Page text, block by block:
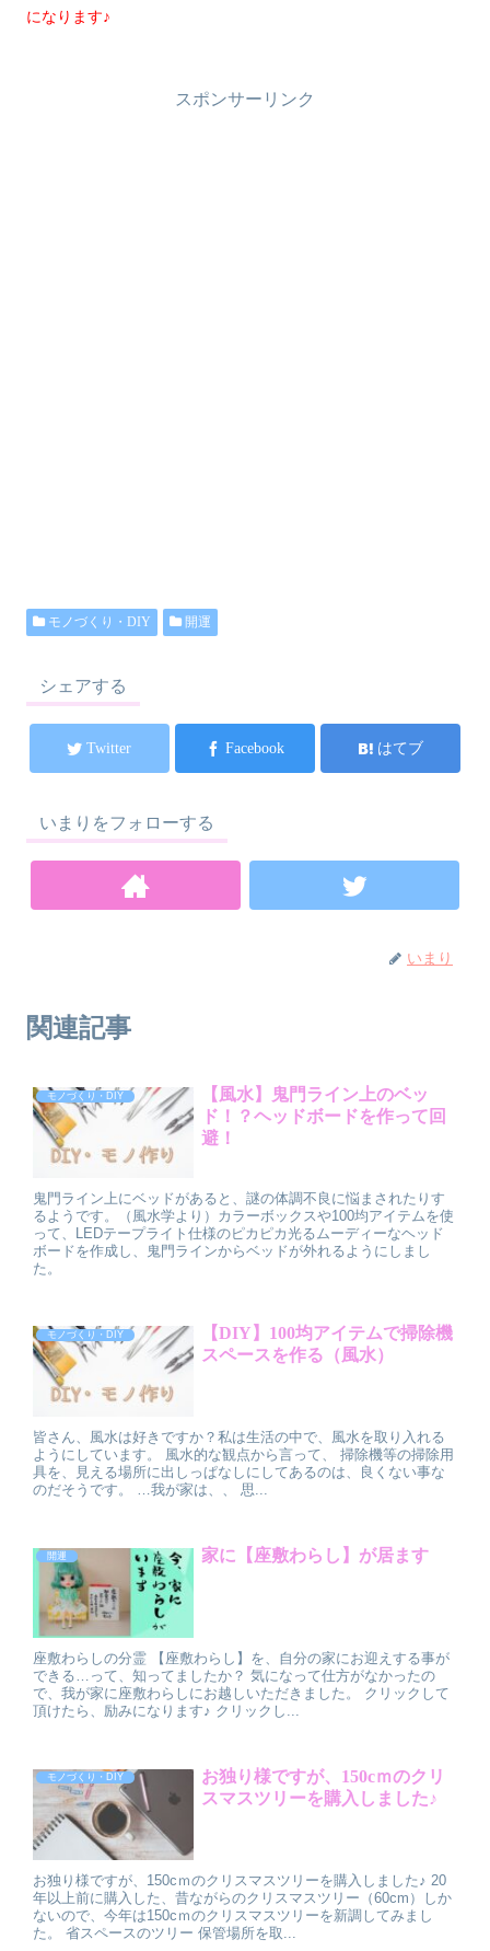
になります♪
スポンサーリンク
モノづくり・DIY 開運
シェアする
Twitter Facebook はてブ
いまりをフォローする
いまり
関連記事
モノづくり・DIY
【風水】鬼門ライン上のベッ
ド！？ヘッドボードを作って回
避！
鬼門ライン上にベッドがあると、謎の体調不良に悩まされたりす
るようです。（風水学より）カラーボックスや100均アイテムを使
って、LEDテープライト仕様のピカピカ光るムーディーなヘッド
ボードを作成し、鬼門ラインからベッドが外れるようにしまし
た。
モノづくり・DIY
【DIY】100均アイテムで掃除機
スペースを作る（風水）
皆さん、風水は好きですか？私は生活の中で、風水を取り入れる
ようにしています。 風水的な観点から言って、 掃除機等の掃除用
具を、見える場所に出しっぱなしにしてあるのは、良くない事な
のだそうです。 …我が家は、、 思...
開運 家に【座敷わらし】が居ます
座敷わらしの分霊 【座敷わらし】を、自分の家にお迎えする事が
できる…って、知ってましたか？ 気になって仕方がなかったの
で、我が家に座敷わらしにお越しいただきました。 クリックして
頂けたら、励みになります♪ クリックし...
モノづくり・DIY
お独り様ですが、150cｍのクリ
スマスツリーを購入しました♪
お独り様ですが、150cｍのクリスマスツリーを購入しました♪ 20
年以上前に購入した、昔ながらのクリスマスツリー（60cm）しか
ないので、今年は150cｍのクリスマスツリーを新調してみまし
た。 省スペースのツリー 保管場所を取...